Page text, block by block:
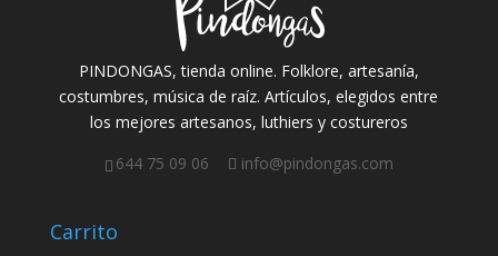
PINDONGAS, tienda online. Folklore, artesanía,
costumbres, música de raíz. Artículos, elegidos entre
los mejores artesanos, luthiers y costureros
644 75 09 06
info@pindongas.com
Carrito